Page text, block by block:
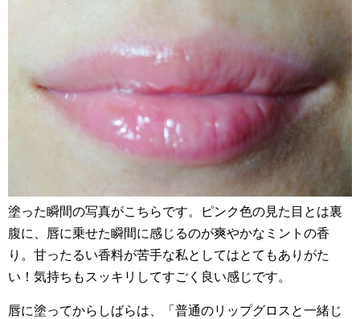
塗った瞬間の写真がこちらです。ピンク色の見た目とは裏
腹に、唇に乗せた瞬間に感じるのが爽やかなミントの香
り。甘ったるい香料が苦手な私としてはとてもありがた
い！気持ちもスッキリしてすごく良い感じです。
唇に塗ってからしばらは、「普通のリップグロスと一緒じ